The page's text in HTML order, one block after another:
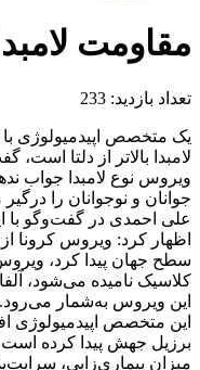
مقاومت
تعداد بازدید: 233
یک متخصص اپیدمیولوژی با
لامبدا بالاتر از دلتا
ویروس نوع لامبدا جواب
جوانان و نوجوانان را
علی احمدی در گفت‌وگو با
اظهار کرد: ویروس کرونا
سطح جهان پیدا کرد،
کلاسیک نامیده می‌شود،
این ویروس به‌شمار می‌رود.
این متخصص اپیدمیولوژی
برزیل جهش پیدا کرده
میزان بیماری‌زایی،